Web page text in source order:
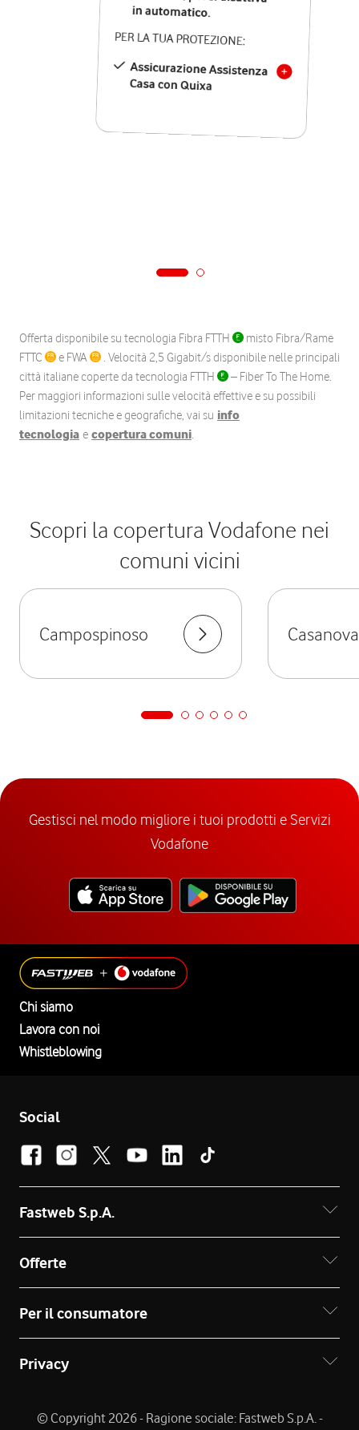
in automatico.
PER LA TUA PROTEZIONE:
Assicurazione Assistenza
Casa con Quixa
Offerta disponibile su tecnologia Fibra FTTH
misto Fibra/Rame
FTTC
e FWA
. Velocità 2,5 Gigabit/s disponibile nelle principali
città italiane coperte da tecnologia FTTH
– Fiber To The Home.
Per maggiori informazioni sulle velocità effettive e su possibili
limitazioni tecniche e geografiche, vai su info
tecnologia e copertura comuni.
Scopri la copertura Vodafone nei
comuni vicini
Campospinoso
Gestisci nel modo migliore i tuoi prodotti e Servizi
Vodafone
Chi siamo
Lavora con noi
Whistleblowing
Social
Fastweb S.p.A.
Offerte
Per il consumatore
Privacy
© Copyright 2026 - Ragione sociale: Fastweb S.p.A. -